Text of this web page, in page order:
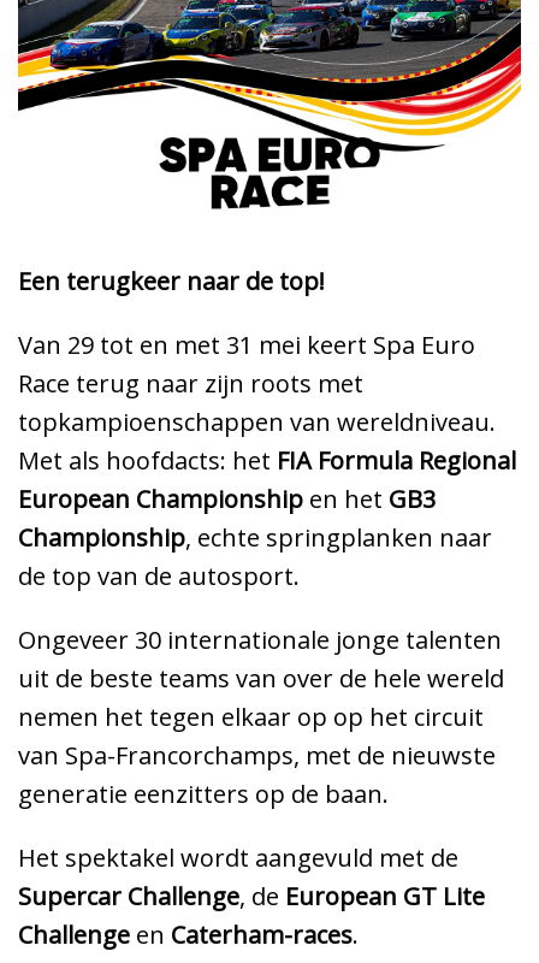
Een terugkeer naar de top!
Van 29 tot en met 31 mei keert Spa Euro
Race terug naar zijn roots met
topkampioenschappen van wereldniveau.
Met als hoofdacts: het FIA Formula Regional
European Championship en het GB3
Championship, echte springplanken naar
de top van de autosport.
Ongeveer 30 internationale jonge talenten
uit de beste teams van over de hele wereld
nemen het tegen elkaar op op het circuit
van Spa-Francorchamps, met de nieuwste
generatie eenzitters op de baan.
Het spektakel wordt aangevuld met de
Supercar Challenge, de European GT Lite
Challenge en Caterham-races.